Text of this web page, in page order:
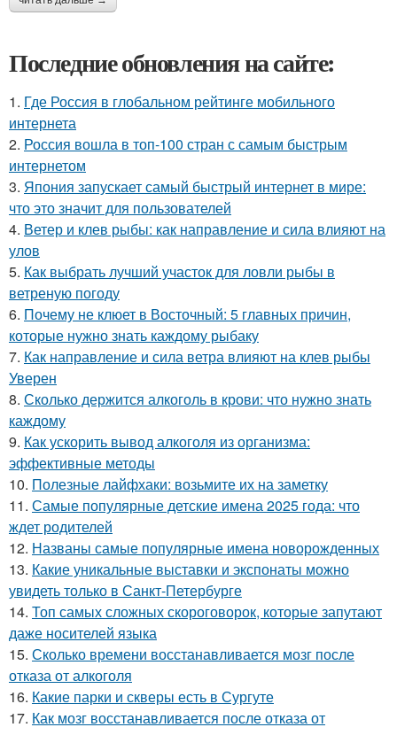
Последние обновления на сайте:
1. Где Россия в глобальном рейтинге мобильного
интернета
2. Россия вошла в топ-100 стран с самым быстрым
интернетом
3. Япония запускает самый быстрый интернет в мире:
что это значит для пользователей
4. Ветер и клев рыбы: как направление и сила влияют на
улов
5. Как выбрать лучший участок для ловли рыбы в
ветреную погоду
6. Почему не клюет в Восточный: 5 главных причин,
которые нужно знать каждому рыбаку
7. Как направление и сила ветра влияют на клев рыбы
Уверен
8. Сколько держится алкоголь в крови: что нужно знать
каждому
9. Как ускорить вывод алкоголя из организма:
эффективные методы
10. Полезные лайфхаки: возьмите их на заметку
11. Самые популярные детские имена 2025 года: что
ждет родителей
12. Названы самые популярные имена новорожденных
13. Какие уникальные выставки и экспонаты можно
увидеть только в Санкт-Петербурге
14. Топ самых сложных скороговорок, которые запутают
даже носителей языка
15. Сколько времени восстанавливается мозг после
отказа от алкоголя
16. Какие парки и скверы есть в Сургуте
17. Как мозг восстанавливается после отказа от